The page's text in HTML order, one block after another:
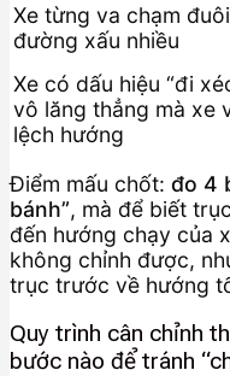
Xe từng va chạm
đường xấu nhiều
Xe có dấu hiệu “đi
vô lăng thẳng mà xe
lệch hướng
Điểm mấu chốt: đo 4
bánh”, mà để biết
đến hướng chạy của
không chỉnh được,
trục trước về hướng
Quy trình cân chỉnh
bước nào để tránh